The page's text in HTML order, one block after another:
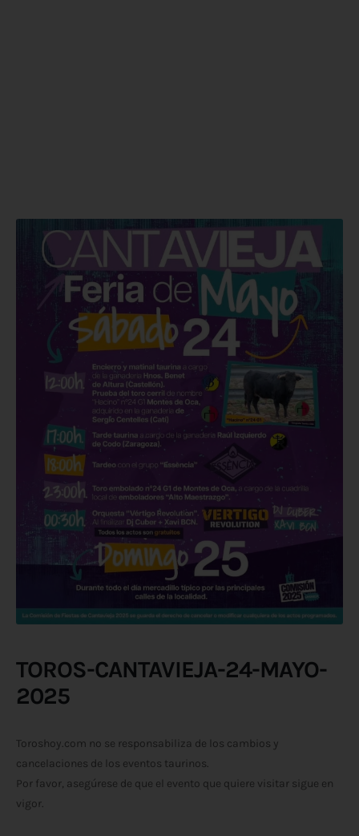
TOROS-CANTAVIEJA-24-MAYO-
2025
Toroshoy.com no se responsabiliza de los cambios y
cancelaciones de los eventos taurinos.
Por favor, asegúrese de que el evento que quiere visitar sigue en
vigor.